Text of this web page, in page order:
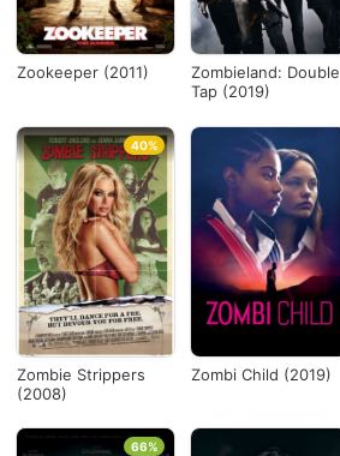
Zookeeper (2011)
Zombieland: Double
Tap (2019)
Zombie Strippers
(2008)
40%
Zombi Child (2019)
66%